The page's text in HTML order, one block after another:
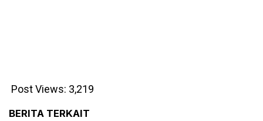
Post Views: 3,219
BERITA TERKAIT